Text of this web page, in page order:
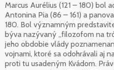
Marcus Aurélius (121 – 180) bol
Antonina Pia (86 – 161) a
180. Bol významným
býva nazývaný „filozofom na
jeho obdobie vlády
vojnami, ktoré sa odohrávali aj
proti tu usadeným Kvádom.